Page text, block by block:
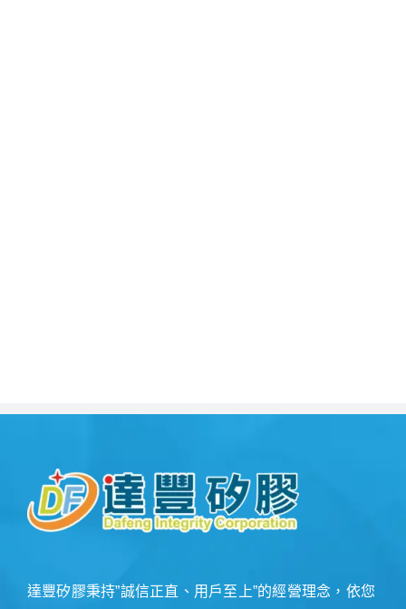
達豐矽膠秉持”誠信正直、用戶至上”的經營理念，依您